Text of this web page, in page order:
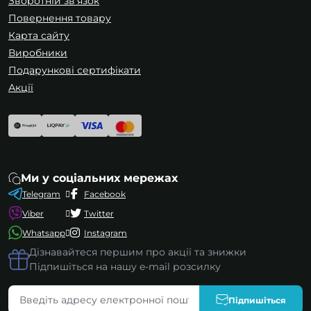
Чим нітрилові рукавички відрізняються
Повернення товару
Карта сайту
Виробники
Подарункові сертифікати
Акції
Ми у соціальних мережах
Telegram
Viber
Whatsapp
Facebook
Twitter
Instagram
Дізнавайтеся першим про акції та знижки
Підпишіться на нашу e-mail розсилку
Підпишіться